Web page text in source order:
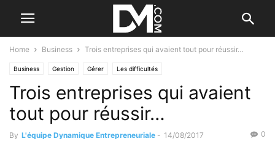
Home Business Trois entreprises qui avaient tout pour réussir…
Business Gestion Gérer Les difficultés
Trois entreprises qui avaient
tout pour réussir…
By L'équipe Dynamique Entrepreneuriale - 14/08/2017 0